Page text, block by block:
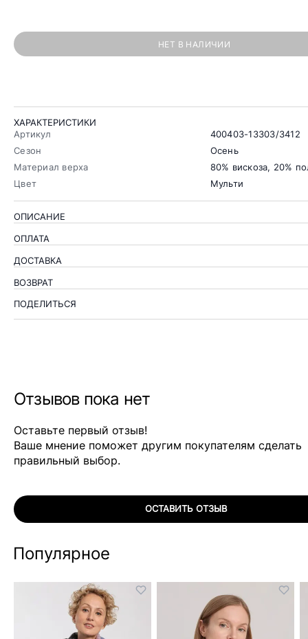
НЕТ В НАЛИЧИИ
ХАРАКТЕРИСТИКИ
Артикул
400403-13303/3412
Сезон
Осень
Материал верха
80% вискоза, 20%
Цвет
Мульти
ОПИСАНИЕ
ОПЛАТА
ДОСТАВКА
ВОЗВРАТ
ПОДЕЛИТЬСЯ
Отзывов пока нет
Оставьте первый отзыв!
Ваше мнение поможет другим покупателям сделать
правильный выбор.
ОСТАВИТЬ ОТЗЫВ
Популярное